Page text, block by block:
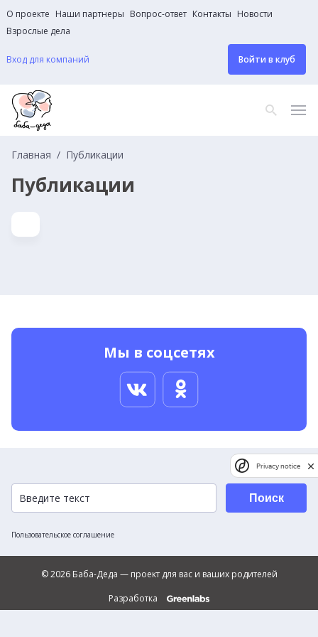
О проекте Наши партнеры Вопрос-ответ Контакты Новости
Взрослые дела
Вход для компаний Войти в клуб
Главная Публикации
Публикации
Мы в соцсетях
Пользовательское соглашение
Поиск
© 2026 Баба-Деда — проект для вас и ваших родителей
Разработка
Privacy notice